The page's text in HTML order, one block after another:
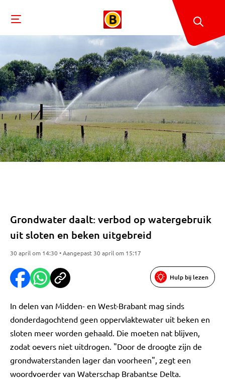
Grondwater daalt: verbod op watergebruik
uit sloten en beken uitgebreid
30 april om 14:30 • Aangepast 30 april om 15:17
Hulp bij lezen
In delen van Midden- en West-Brabant mag sinds
donderdagochtend geen oppervlaktewater uit beken en
sloten meer worden gehaald. Die moeten nat blijven,
zodat oevers niet uitdrogen. "Door de droogte zijn de
grondwaterstanden lager dan voorheen", zegt een
woordvoerder van Waterschap Brabantse Delta.